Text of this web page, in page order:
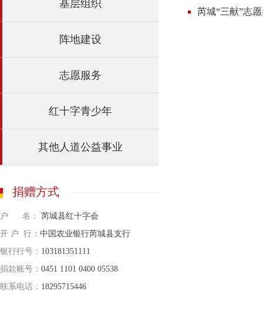
基层组织
阵地建设
志愿服务
红十字青少年
其他人道公益事业
捐赠方式
户 名：
芮城县红十字会
开 户 行： 中国农业银行芮城县支行
银行行号： 103181351111
捐款账号： 0451 1101 0400 05538
联系电话： 18295715446
芮城“三献”志